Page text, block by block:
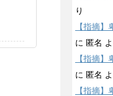
り
【指摘
に 匿名
【指摘
に 匿名
【指摘